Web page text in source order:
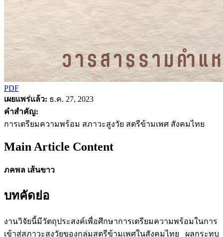
PDF
เผยแพร่แล้ว: ธ.ค. 27, 2023
คำสำคัญ:
การเตรียมความพร้อม สภาวะสูงวัย สตรีข้ามเพศ สังคมไทย
Main Article Content
ภคพล เส้นขาว
บทคัดย่อ
งานวิจัยนี้มีวัตถุประสงค์เพื่อศึกษาการเตรียมความพร้อมในการ
เข้าสู่สภาวะสูงวัยของกลุ่มสตรีข้ามเพศในสังคมไทย ผลกระทบ